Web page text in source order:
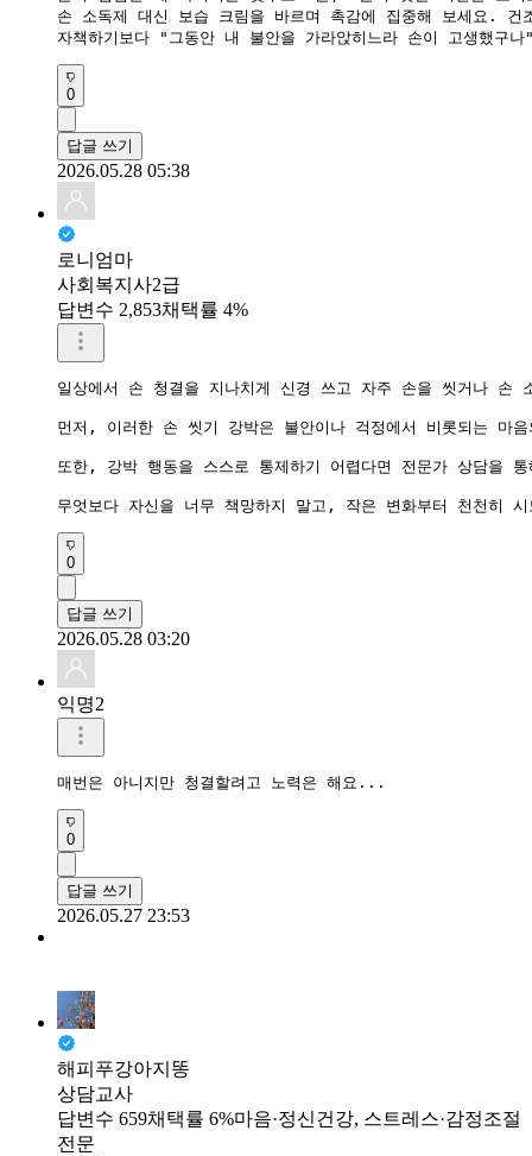
손 소독제 대신 보습 크림을 바르며 촉감에 집중해 보세요.
자책하기보다 "그동안 내 불안을 가라앉히느라 손이 고생했구
0
답글 쓰기
2026.05.28 05:38
로니엄마
사회복지사2급
답변수 2,853채택률 4%
일상에서 손 청결을 지나치게 신경 쓰고 자주 손을 씻거나 손
먼저, 이러한 손 씻기 강박은 불안이나 걱정에서 비롯되는 마
또한, 강박 행동을 스스로 통제하기 어렵다면 전문가 상담을
무엇보다 자신을 너무 책망하지 말고, 작은 변화부터 천천히
0
답글 쓰기
2026.05.28 03:20
익명2
매번은 아니지만 청결할려고 노력은 해요...
0
답글 쓰기
2026.05.27 23:53
해피푸강아지똥
상담교사
답변수 659채택률 6%마음·정신건강, 스트레스·감정조절
전문